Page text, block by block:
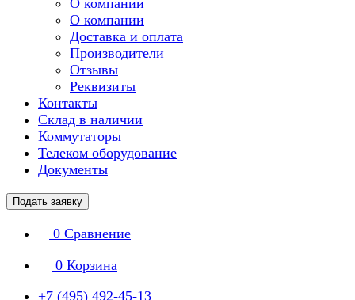
О компании
О компании
Доставка и оплата
Производители
Отзывы
Реквизиты
Контакты
Склад в наличии
Коммутаторы
Телеком оборудование
Документы
Подать заявку
0 Сравнение
0 Корзина
+7 (495) 492-45-13